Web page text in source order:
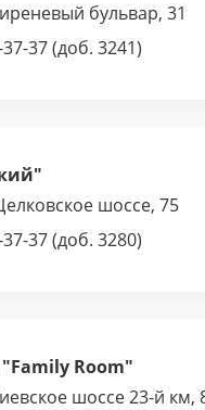
бульвар, 31
37 (доб. 3241)
шоссе, 75
37 (доб. 3280)
Room"
шоссе 23-й км,